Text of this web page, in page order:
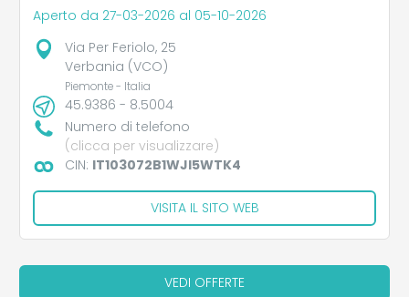
Aperto da 27-03-2026 al 05-10-2026
Via Per Feriolo, 25
Verbania (VCO)
Piemonte - Italia
45.9386 - 8.5004
Numero di telefono
(clicca per visualizzare)
CIN: IT103072B1WJI5WTK4
VISITA IL SITO WEB
VEDI OFFERTE